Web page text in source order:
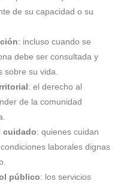
de su capacidad o su
: incluso cuando se
debe ser consultada y
sobre su vida.
: el derecho al
de la comunidad
cuidado: quienes cuidan
laborales dignas
público: los servicios